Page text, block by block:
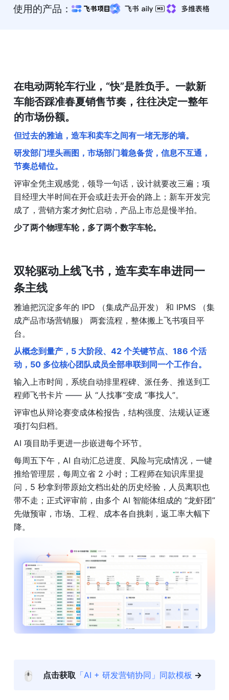
使用的产品：
在电动两轮车行业，“快”是胜负手。一款新
车能否踩准春夏销售节奏，往往决定一整年
的市场份额。
但过去的雅迪，造车和卖车之间有一堵无形的墙。
研发部门埋头画图，市场部门着急备货，信息不互通，
节奏总错位。
评审全凭主观感觉，领导一句话，设计就要改三遍；项
目经理大半时间在开会或赶去开会的路上；新车开发完
成了，营销方案才匆忙启动，产品上市总是慢半拍。
少了两个物理车轮，多了两个数字车轮。
双轮驱动上线飞书，造车卖车串进同一
条主线
雅迪把沉淀多年的 IPD （集成产品开发） 和 IPMS （集
成产品市场营销服） 两套流程，整体搬上飞书项目平
台。
从概念到量产，5 大阶段、42 个关键节点、186 个活
动，50 多位核心团队成员全部串联到同一个工作台。
输入上市时间，系统自动排里程碑、派任务、推送到工
程师飞书卡片 —— 从 “人找事”变成 “事找人”。
评审也从辩论赛变成体检报告，结构强度、法规认证逐
项打勾归档。
AI 项目助手更进一步嵌进每个环节。
每周五下午，AI 自动汇总进度、风险与完成情况，一键
推给管理层，每周立省 2 小时；工程师在知识库里提
问，5 秒拿到带原始文档出处的历史经验，人员离职也
带不走；正式评审前，由多个 AI 智能体组成的 “龙虾团”
先做预审，市场、工程、成本各自挑刺，返工率大幅下
降。
🖱️ 点击获取 「AI + 研发营销协同」同款模板 →